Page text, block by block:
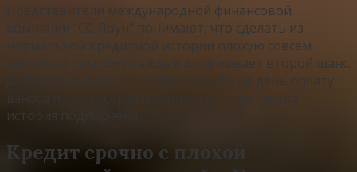
Представители международной финансовой
компании “СС Лоун” понимают, что сделать из
нормальной кредитной истории плохую совсем
несложно, поэтому каждый заслуживает второй шанс.
Достаточно только раз просрочить на день оплату
взноса из-за задержки зарплаты – и вот ваша
история подпорчена.
Кредит срочно с плохой